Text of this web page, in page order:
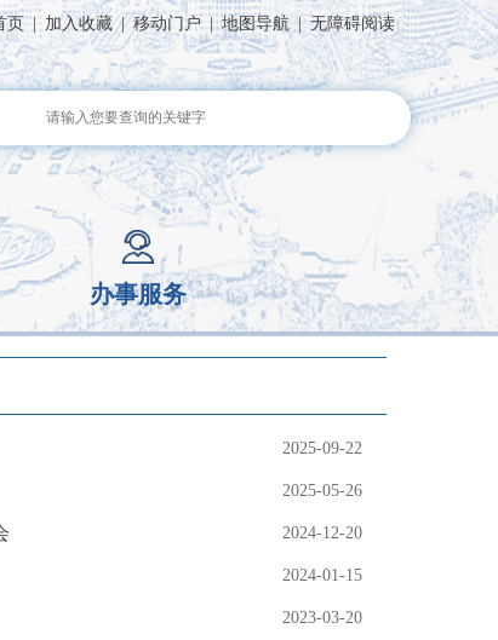
页 | 加入收藏 | 移动门户 | 地图导航 | 无障碍阅读
办事服务
2025-09-22
2025-05-26
2024-12-20
2024-01-15
2023-03-20